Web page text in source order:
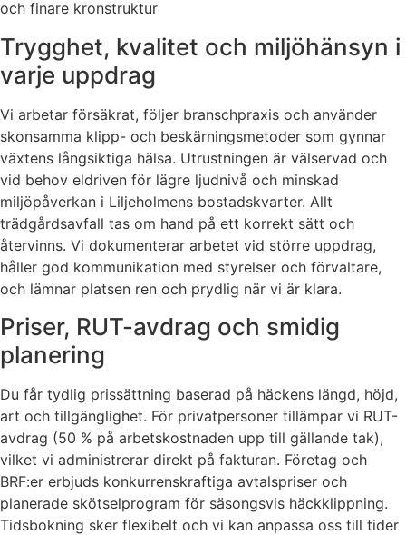
och finare kronstruktur
Trygghet, kvalitet och miljöhänsyn i
varje uppdrag
Vi arbetar försäkrat, följer branschpraxis och använder
skonsamma klipp- och beskärningsmetoder som gynnar
växtens långsiktiga hälsa. Utrustningen är välservad och
vid behov eldriven för lägre ljudnivå och minskad
miljöpåverkan i Liljeholmens bostadskvarter. Allt
trädgårdsavfall tas om hand på ett korrekt sätt och
återvinns. Vi dokumenterar arbetet vid större uppdrag,
håller god kommunikation med styrelser och förvaltare,
och lämnar platsen ren och prydlig när vi är klara.
Priser, RUT-avdrag och smidig
planering
Du får tydlig prissättning baserad på häckens längd, höjd,
art och tillgänglighet. För privatpersoner tillämpar vi RUT-
avdrag (50 % på arbetskostnaden upp till gällande tak),
vilket vi administrerar direkt på fakturan. Företag och
BRF:er erbjuds konkurrenskraftiga avtalspriser och
planerade skötselprogram för säsongsvis häckklippning.
Tidsbokning sker flexibelt och vi kan anpassa oss till tider